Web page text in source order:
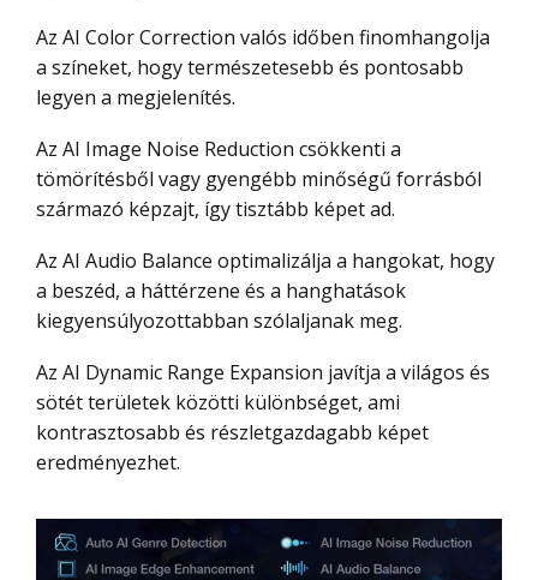
Az AI Color Correction valós időben finomhangolja
a színeket, hogy természetesebb és pontosabb
legyen a megjelenítés.
Az AI Image Noise Reduction csökkenti a
tömörítésből vagy gyengébb minőségű forrásból
származó képzajt, így tisztább képet ad.
Az AI Audio Balance optimalizálja a hangokat, hogy
a beszéd, a háttérzene és a hanghatások
kiegyensúlyozottabban szólaljanak meg.
Az AI Dynamic Range Expansion javítja a világos és
sötét területek közötti különbséget, ami
kontrasztosabb és részletgazdagabb képet
eredményezhet.